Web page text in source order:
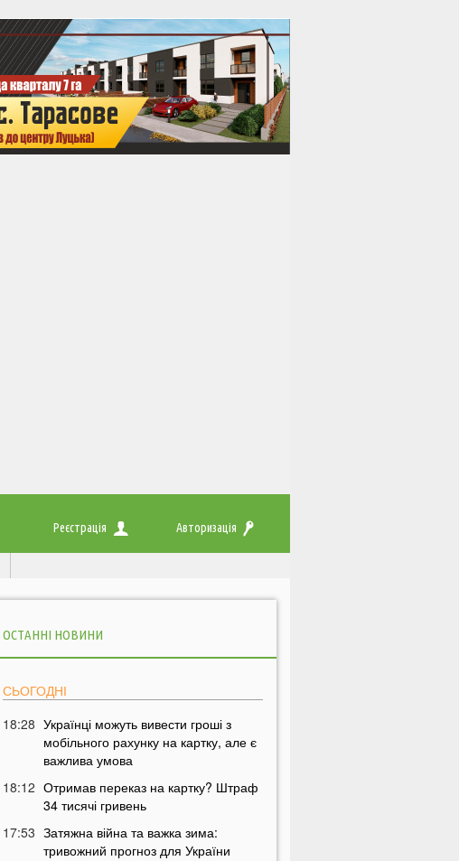
Реєстрація Авторизація
ОСТАННІ НОВИНИ
СЬОГОДНІ
18:28 Українці можуть вивести гроші з
мобільного рахунку на картку, але є
важлива умова
18:12 Отримав переказ на картку? Штраф
34 тисячі гривень
17:53 Затяжна війна та важка зима:
тривожний прогноз для України